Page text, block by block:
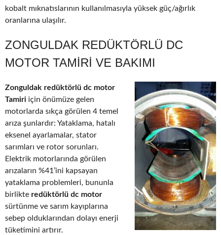
kobalt mıknatıslarının kullanılmasıyla yüksek güç/ağırlık
oranlarına ulaşılır.
ZONGULDAK REDÜKTÖRLÜ DC
MOTOR TAMIRI VE BAKIMI
Zonguldak redüktörlü dc motor
Tamiri için önümüze gelen
motorlarda sıkça görülen 4 temel
arıza şunlardır: Yataklama, hatalı
eksenel ayarlamalar, stator
sarımları ve rotor sorunları.
Elektrik motorlarında görülen
arızaların %41’ini kapsayan
yataklama problemleri, bununla
birlikte redüktörlü dc motor
sürtünme ve sarım kayıplarına
sebep olduklarından dolayı enerji
tüketimini artırır.